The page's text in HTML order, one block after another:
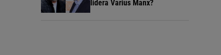
lidera Varius Manx?